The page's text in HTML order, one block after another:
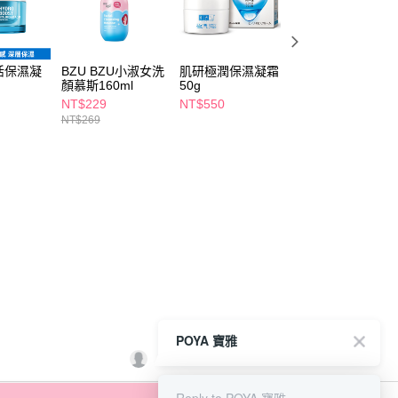
保濕凝
BZU BZU小淑女洗
顏慕斯160ml
NT$229
NT$269
肌研極潤保濕凝霜
50g
NT$550
POYA 寶雅